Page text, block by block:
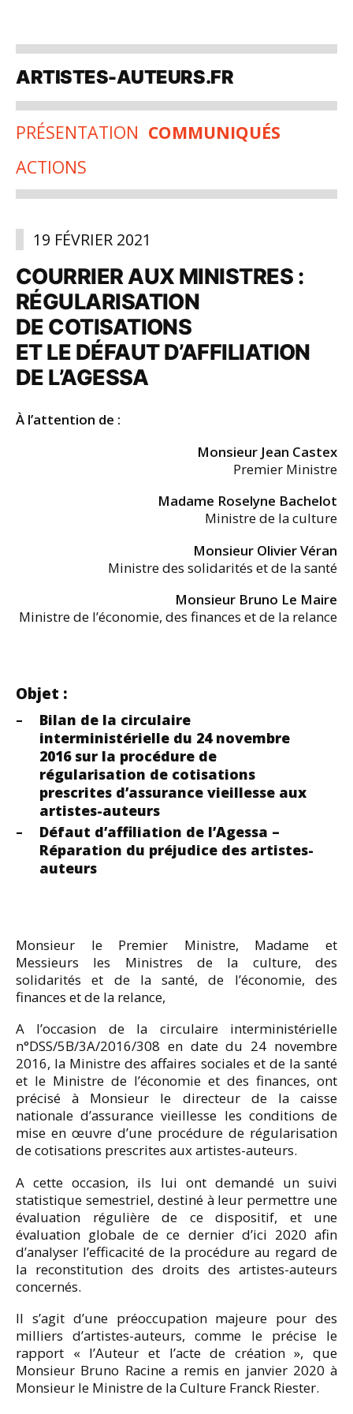
Aller
contenu
ARTISTES-AUTEURS.FR
PRÉSENTATION COMMUNIQUÉS
ACTIONS
19 FÉVRIER 2021
COURRIER AUX MINISTRES :
RÉGULARISATION
DE COTISATIONS
ET LE DÉFAUT D’AFFILIATION
DE L’AGESSA
À l’attention de :
Monsieur Jean Castex
Premier Ministre
Madame Roselyne Bachelot
Ministre de la culture
Monsieur Olivier Véran
Ministre des solidarités et de la santé
Monsieur Bruno Le Maire
Ministre de l’économie, des finances et de la relance
Objet :
Bilan de la circulaire
interministérielle du 24 novembre
2016 sur la procédure de
régularisation de cotisations
prescrites d’assurance vieillesse aux
artistes-auteurs
Défaut d’affiliation de l’Agessa –
Réparation du préjudice des artistes-
auteurs
Monsieur le Premier Ministre, Madame et
Messieurs les Ministres de la culture, des
solidarités et de la santé, de l’économie, des
finances et de la relance,
A l’occasion de la circulaire interministérielle
n°DSS/5B/3A/2016/308 en date du 24 novembre
2016, la Ministre des affaires sociales et de la santé
et le Ministre de l’économie et des finances, ont
précisé à Monsieur le directeur de la caisse
nationale d’assurance vieillesse les conditions de
mise en œuvre d’une procédure de régularisation
de cotisations prescrites aux artistes-auteurs.
A cette occasion, ils lui ont demandé un suivi
statistique semestriel, destiné à leur permettre une
évaluation régulière de ce dispositif, et une
évaluation globale de ce dernier d’ici 2020 afin
d’analyser l’efficacité de la procédure au regard de
la reconstitution des droits des artistes-auteurs
concernés.
Il s’agit d’une préoccupation majeure pour des
milliers d’artistes-auteurs, comme le précise le
rapport « l’Auteur et l’acte de création », que
Monsieur Bruno Racine a remis en janvier 2020 à
Monsieur le Ministre de la Culture Franck Riester.